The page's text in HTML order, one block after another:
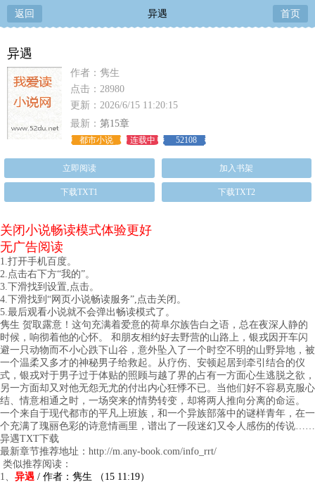
返回 异遇 首页
异遇
作者：隽生
点击：28980
更新：2026/6/15 11:20:15
最新： 第15章
都市小说 连载中 52108
立即阅读 加入书架
下载TXT1 下载TXT2
关闭小说畅读模式体验更好
无广告阅读
1.打开手机百度。
2.点击右下方“我的”。
3.下滑找到设置,点击。
4.下滑找到“网页小说畅读服务”,点击关闭。
5.最后观看小说就不会弹出畅读模式了。
隽生 贺取露意！这句充满着爱意的荷阜尔族告白之语，总在夜深人静的
时候，响彻着他的心怀。 和朋友相约好去野营的山路上，银戎因开车闪
避一只动物而不小心跌下山谷，意外坠入了一个时空不明的山野异地，被
一个温柔又多才的神秘男子给救起。从疗伤、安顿起居到牵引结合的仪
式，银戎对于男子过于体贴的照顾与越了界的占有一方面心生逃脱之欲，
另一方面却又对他无怨无尤的付出内心狂悸不已。当他们好不容易克服心
结、情意相通之时，一场突来的情势转变，却将两人推向分离的命运。
一个来自于现代都市的平凡上班族，和一个异族部落中的谜样青年，在一
个充满了瑰丽色彩的诗意情画里，谱出了一段迷幻又令人感伤的传说……
异遇TXT下载
最新章节推荐地址：http://m.any-book.com/info_rrt/
类似推荐阅读：
1、 异遇 / 作者：隽生 （15 11:19）